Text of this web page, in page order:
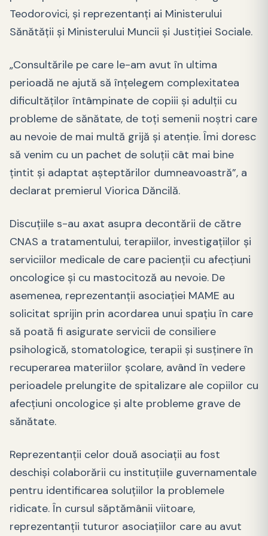
Teodorovici, şi reprezentanţi ai Ministerului
Sănătăţii şi Ministerului Muncii şi Justiţiei Sociale.
„Consultările pe care le-am avut în ultima
perioadă ne ajută să înţelegem complexitatea
dificultăţilor întâmpinate de copiii şi adulţii cu
probleme de sănătate, de toţi semenii noştri care
au nevoie de mai multă grijă şi atenţie. Îmi doresc
să venim cu un pachet de soluţii cât mai bine
ţintit şi adaptat aşteptărilor dumneavoastră”, a
declarat premierul Viorica Dăncilă.
Discuţiile s-au axat asupra decontării de către
CNAS a tratamentului, terapiilor, investigaţiilor şi
serviciilor medicale de care pacienţii cu afecţiuni
oncologice şi cu mastocitoză au nevoie. De
asemenea, reprezentanţii asociaţiei MAME au
solicitat sprijin prin acordarea unui spaţiu în care
să poată fi asigurate servicii de consiliere
psihologică, stomatologice, terapii şi susţinere în
recuperarea materiilor şcolare, având în vedere
perioadele prelungite de spitalizare ale copiilor cu
afecţiuni oncologice şi alte probleme grave de
sănătate.
Reprezentanţii celor două asociaţii au fost
deschişi colaborării cu instituţiile guvernamentale
pentru identificarea soluţiilor la problemele
ridicate. În cursul săptămânii viitoare,
reprezentanţii tuturor asociaţiilor care au avut